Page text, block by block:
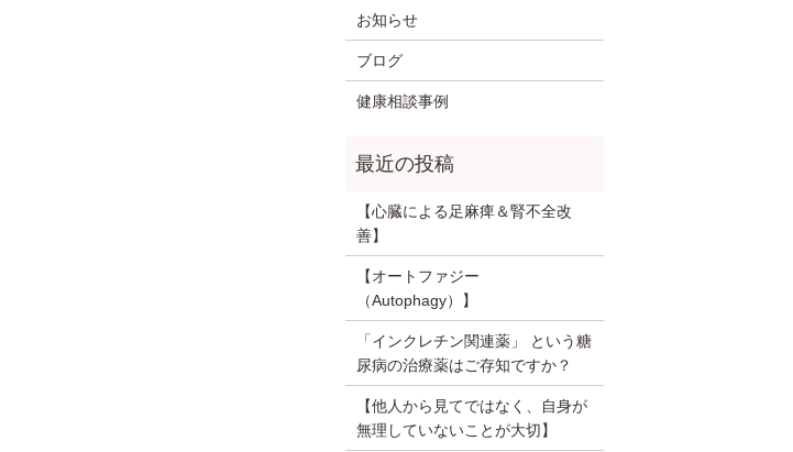
お知らせ
ブログ
健康相談事例
【心臓による足麻痺＆腎不全改
善】
【オートファジー
（Autophagy）】
「インクレチン関連薬」 という糖
尿病の治療薬はご存知ですか？
【他人から見てではなく、自身が
無理していないことが大切】